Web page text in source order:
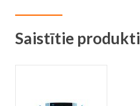
Saistītie produkti